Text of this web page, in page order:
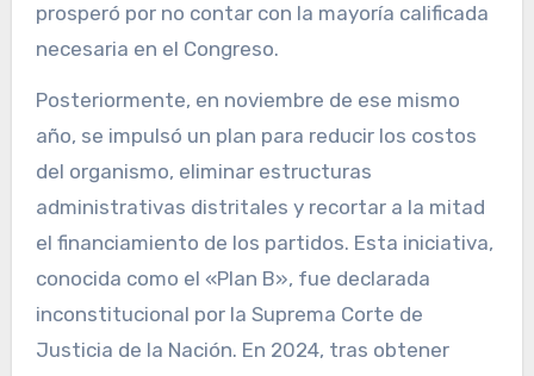
prosperó por no contar con la mayoría calificada
necesaria en el Congreso.
Posteriormente, en noviembre de ese mismo
año, se impulsó un plan para reducir los costos
del organismo, eliminar estructuras
administrativas distritales y recortar a la mitad
el financiamiento de los partidos. Esta iniciativa,
conocida como el «Plan B», fue declarada
inconstitucional por la Suprema Corte de
Justicia de la Nación. En 2024, tras obtener